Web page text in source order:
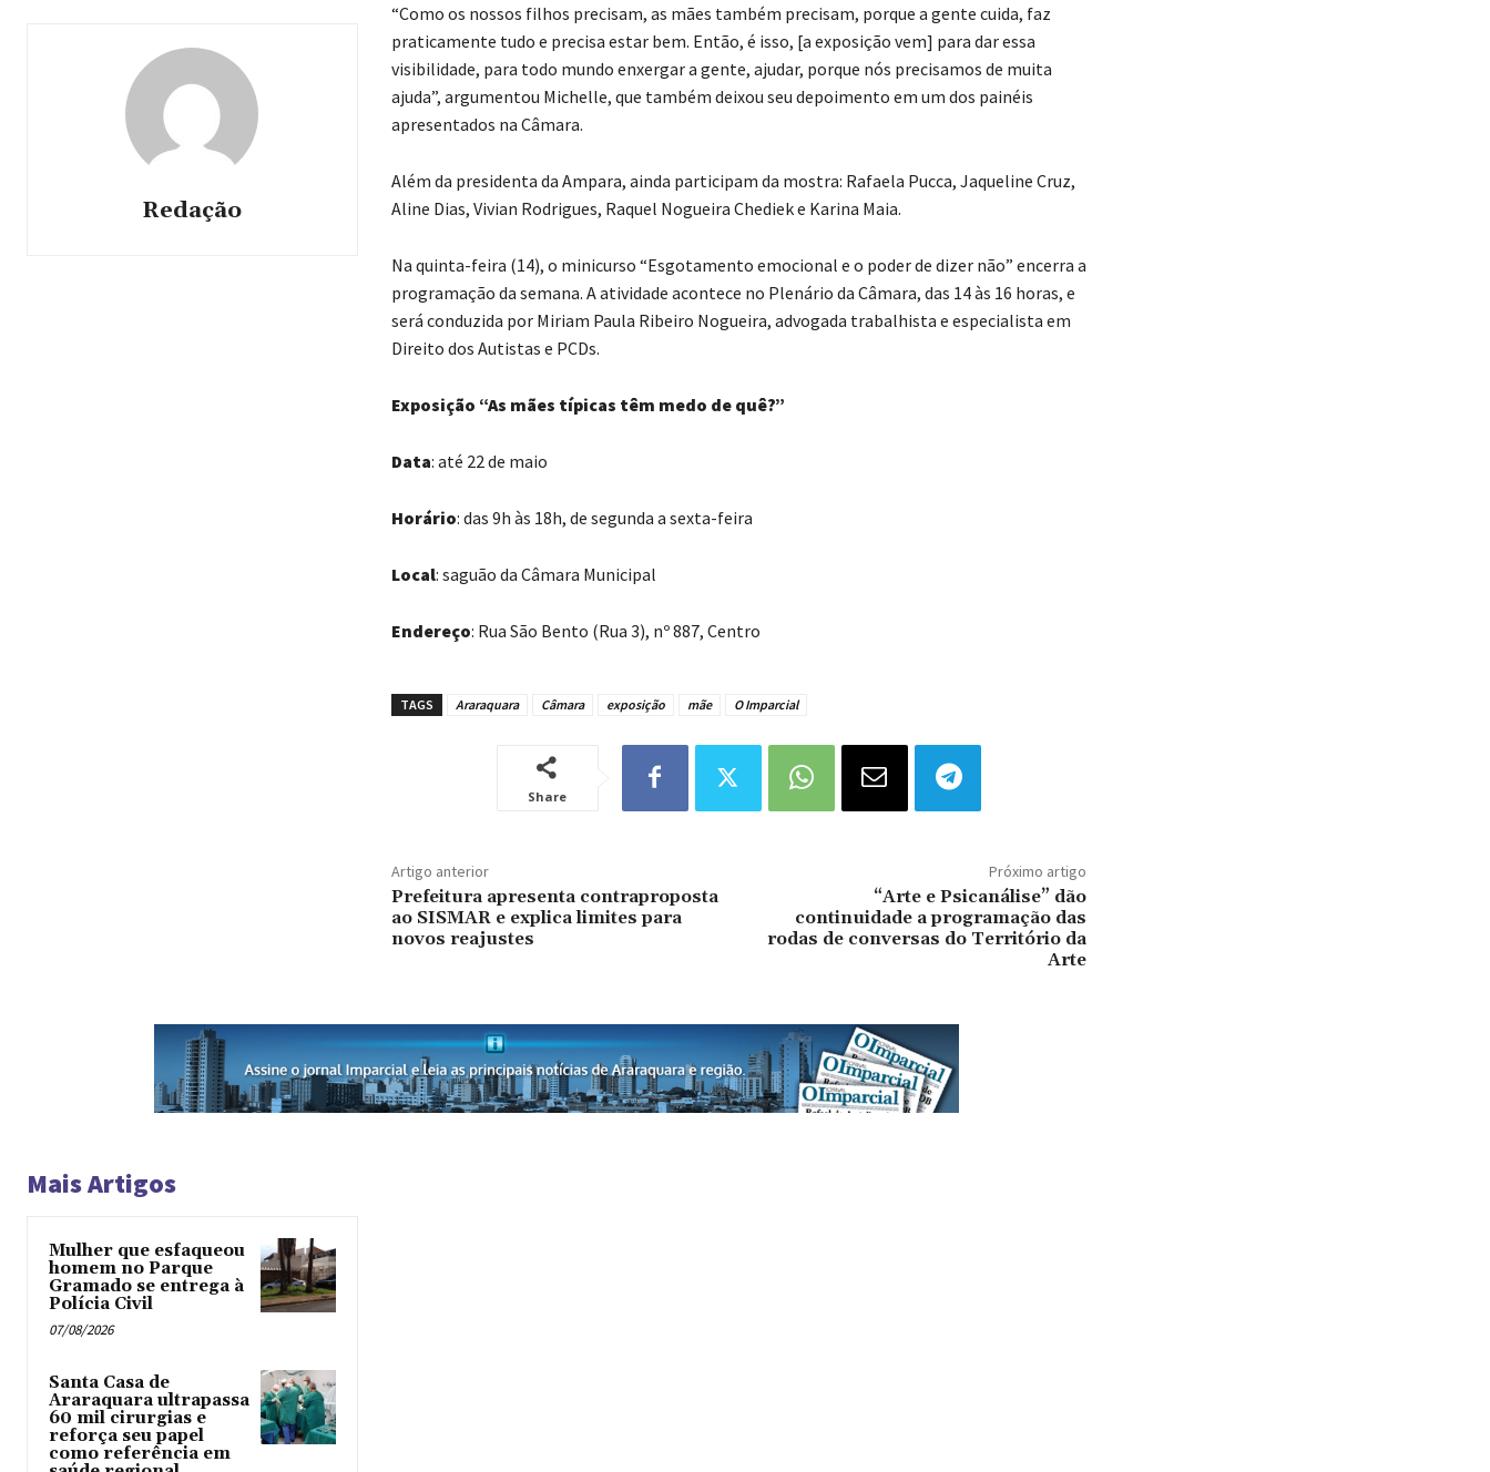
Redação
“Como os nossos filhos precisam, as mães também precisam, porque a gente cuida, faz
praticamente tudo e precisa estar bem. Então, é isso, [a exposição vem] para dar essa
visibilidade, para todo mundo enxergar a gente, ajudar, porque nós precisamos de muita
ajuda”, argumentou Michelle, que também deixou seu depoimento em um dos painéis
apresentados na Câmara.
Além da presidenta da Ampara, ainda participam da mostra: Rafaela Pucca, Jaqueline Cruz,
Aline Dias, Vivian Rodrigues, Raquel Nogueira Chediek e Karina Maia.
Na quinta-feira (14), o minicurso “Esgotamento emocional e o poder de dizer não” encerra a
programação da semana. A atividade acontece no Plenário da Câmara, das 14 às 16 horas, e
será conduzida por Miriam Paula Ribeiro Nogueira, advogada trabalhista e especialista em
Direito dos Autistas e PCDs.
Exposição “As mães típicas têm medo de quê?”
Data: até 22 de maio
Horário: das 9h às 18h, de segunda a sexta-feira
Local: saguão da Câmara Municipal
Endereço: Rua São Bento (Rua 3), nº 887, Centro
TAGS Araraquara Câmara exposição mãe O Imparcial
Share
Artigo anterior
Prefeitura apresenta contraproposta
ao SISMAR e explica limites para
novos reajustes
Próximo artigo
“Arte e Psicanálise” dão
continuidade a programação das
rodas de conversas do Território da
Arte
Mais Artigos
Mulher que esfaqueou
homem no Parque
Gramado se entrega à
Polícia Civil
07/08/2026
Santa Casa de
Araraquara ultrapassa
60 mil cirurgias e
reforça seu papel
como referência em